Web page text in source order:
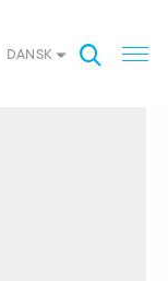
DANSK